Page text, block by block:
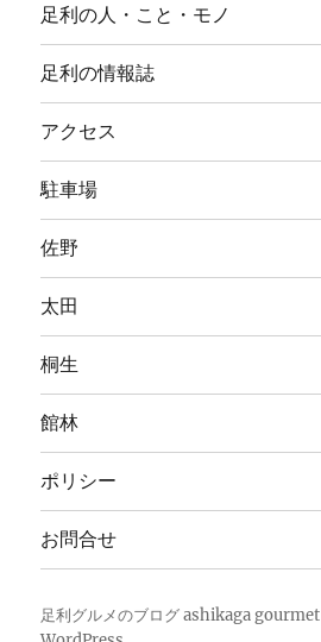
足利の人・こと・モノ
足利の情報誌
アクセス
駐車場
佐野
太田
桐生
館林
ポリシー
お問合せ
足利グルメのブログ ashikaga gourmet